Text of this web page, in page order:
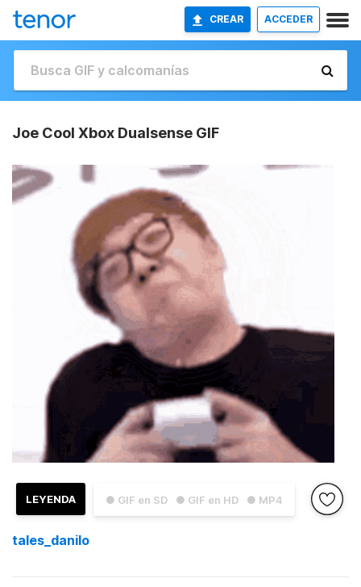
CREAR ACCEDER
Joe Cool Xbox Dualsense GIF
● GIF en SD ● GIF en HD ● MP4
LEYENDA
tales_danilo